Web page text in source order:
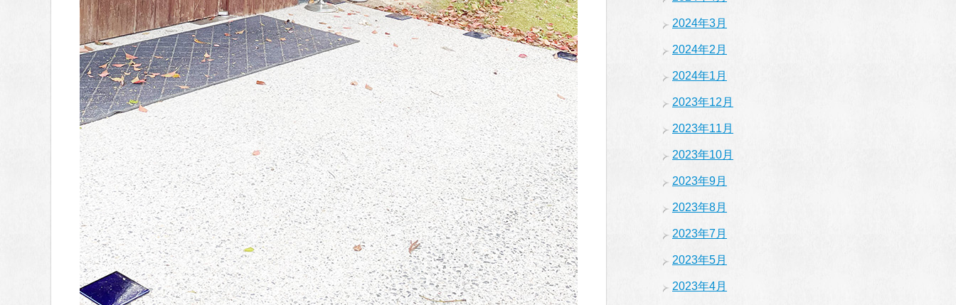
2024年3月
2024年2月
2024年1月
2023年12月
2023年11月
2023年10月
2023年9月
2023年8月
2023年7月
2023年5月
2023年4月